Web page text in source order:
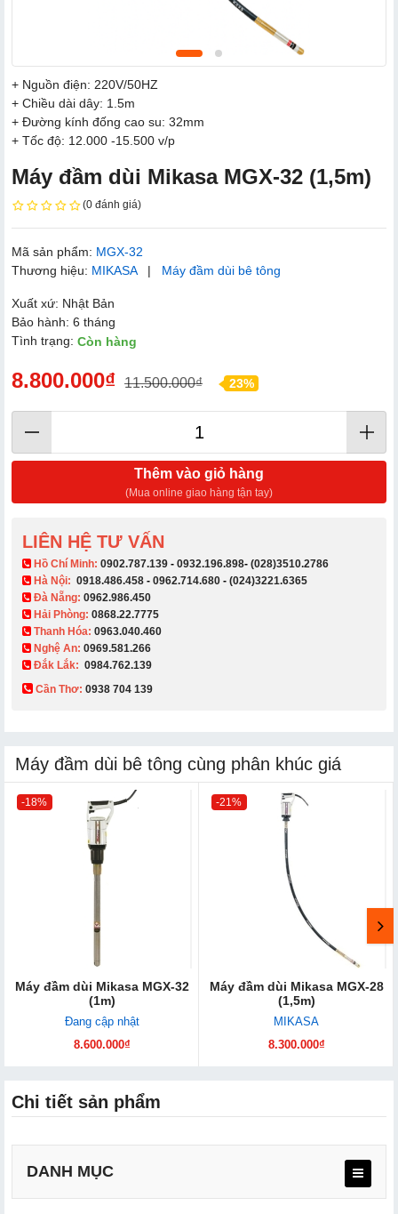
+ Nguồn điện: 220V/50HZ
+ Chiều dài dây: 1.5m
+ Đường kính đống cao su: 32mm
+ Tốc độ: 12.000 -15.500 v/p
Máy đầm dùi Mikasa MGX-32 (1,5m)
(0 đánh giá)
Mã sản phẩm: MGX-32
Thương hiệu: MIKASA| Máy đầm dùi bê tông
Xuất xứ: Nhật Bản
Bảo hành: 6 tháng
Tình trạng: Còn hàng
8.800.000₫ 11.500.000₫ 23%
Thêm vào giỏ hàng
(Mua online giao hàng tận tay)
LIÊN HỆ TƯ VẤN
​ Hồ Chí Minh: 0902.787.139 - 0932.196.898- (028)3510.2786
Hà Nội: 0918.486.458 - 0962.714.680 - (024)3221.6365
Đà Nẵng: 0962.986.450
Hải Phòng: 0868.22.7775
Thanh Hóa: 0963.040.460
Nghệ An: 0969.581.266
Đắk Lắk: 0984.762.139
Cần Thơ: 0938 704 139​
Máy đầm dùi bê tông cùng phân khúc giá
-18%
Máy đầm dùi Mikasa MGX-32
(1m)
Đang cập nhật
8.600.000₫
-21%
Máy đầm dùi Mikasa MGX-28
(1,5m)
MIKASA
8.300.000₫
Chi tiết sản phẩm
DANH MỤC